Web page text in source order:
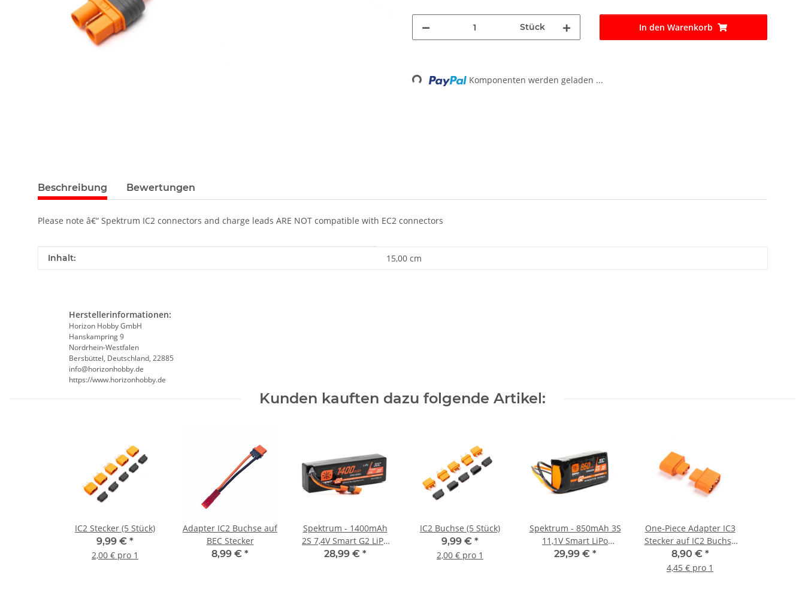
Stück In den Warenkorb
Loading... Komponenten werden geladen ...
Beschreibung Bewertungen
Please note â€“ Spektrum IC2 connectors and charge leads ARE NOT compatible with EC2 connectors
Produkteigenschaft
Wert
Inhalt: 15,00 cm
Herstellerinformationen:
Horizon Hobby GmbH
Hanskampring 9
Nordrhein-Westfalen
Bersbüttel, Deutschland, 22885
info@horizonhobby.de
https://www.horizonhobby.de
Kunden kauften dazu folgende Artikel:
IC2 Stecker (5 Stück)
9,99 € *
2,00 € pro 1
Adapter IC2 Buchse auf
BEC Stecker
8,99 € *
Spektrum - 1400mAh
2S 7,4V Smart G2 LiPo
Hardcase IC2 - 30C
28,99 € *
IC2 Buchse (5 Stück)
9,99 € *
2,00 € pro 1
Spektrum - 850mAh 3S
11,1V Smart LiPo
Battery G2 IC2 - 30C
29,99 € *
One-Piece Adapter IC3
Stecker auf IC2 Buchse
(2 Stück)
8,90 € *
4,45 € pro 1